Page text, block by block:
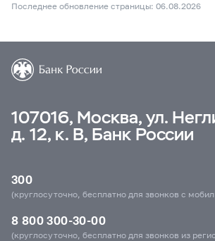
Последнее обновление страницы: 06.08.2026
107016, Москва, ул.
д. 12, к. В, Банк России
300
(круглосуточно, бесплатно для звонков с
8 800 300-30-00
(круглосуточно, бесплатно для звонков из